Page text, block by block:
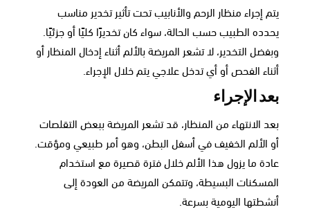
يتم إجراء منظار الرحم والأنابيب تحت تأثير تخدير مناسب
يحدده الطبيب حسب الحالة، سواء كان تخديرًا كليًا أو جزئيًا.
وبفضل التخدير، لا تشعر المريضة بالألم أثناء إدخال المنظار أو
أثناء الفحص أو أي تدخل علاجي يتم خلال الإجراء.
بعد الإجراء
بعد الانتهاء من المنظار، قد تشعر المريضة ببعض التقلصات
أو الألم الخفيف في أسفل البطن، وهو أمر طبيعي ومؤقت.
عادة ما يزول هذا الألم خلال فترة قصيرة مع استخدام
المسكنات البسيطة، وتتمكن المريضة من العودة إلى
أنشطتها اليومية بسرعة.